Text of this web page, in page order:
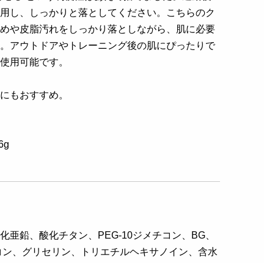
し、しっかりと落としてください。こちらのク
や皮脂汚れをしっかり落としながら、肌に必要
アウトドアやトレーニング後の肌にぴったりで
用可能です。
もおすすめ。
亜鉛、酸化チタン、PEG-10ジメチコン、BG、
、グリセリン、トリエチルヘキサノイン、含水